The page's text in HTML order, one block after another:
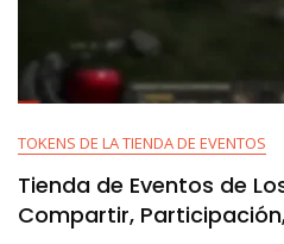
TOKENS DE LA TIENDA DE EVENTOS
Tienda de Eventos de
Compartir,